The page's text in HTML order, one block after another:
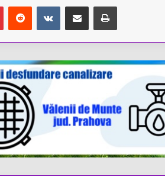
PinterestReddit VKontakteShare via Email Tipărește